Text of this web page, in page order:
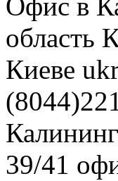
область
Киеве
39/41